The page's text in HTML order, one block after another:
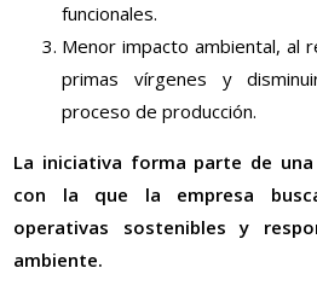
funcionales.
Menor impacto ambiental, al
primas vírgenes y
proceso de producción.
La iniciativa forma parte de
con la que la empresa
operativas sostenibles y
ambiente.